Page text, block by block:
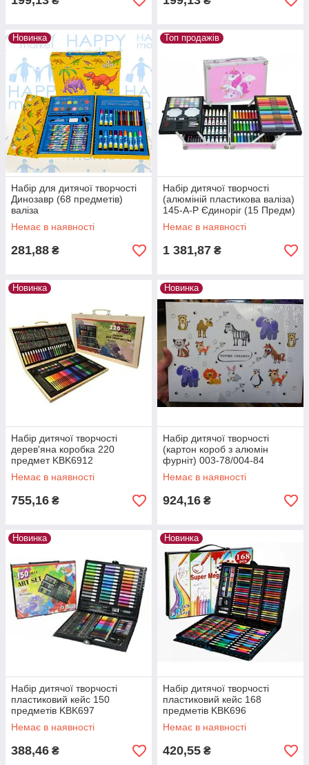
Новинка
Набір для дитячої творчості
Динозавр (68 предметів)
валіза
Немає в наявності
281,88 ₴
Топ продажів
Набір дитячої творчості
(алюміній пластикова валіза)
145-А-Р Єдиноріг (15 Предм)
Немає в наявності
1 381,87 ₴
Новинка
Набір дитячої творчості
дерев'яна коробка 220
предмет KBK6912
Немає в наявності
755,16 ₴
Новинка
Набір дитячої творчості
(картон короб з алюмін
фурніт) 003-78/004-84
(58ред-64подм)
Немає в наявності
924,16 ₴
Новинка
Набір дитячої творчості
пластиковий кейс 150
предметів KBK697
Немає в наявності
388,46 ₴
Новинка
Набір дитячої творчості
пластиковий кейс 168
предметів KBK696
Немає в наявності
420,55 ₴